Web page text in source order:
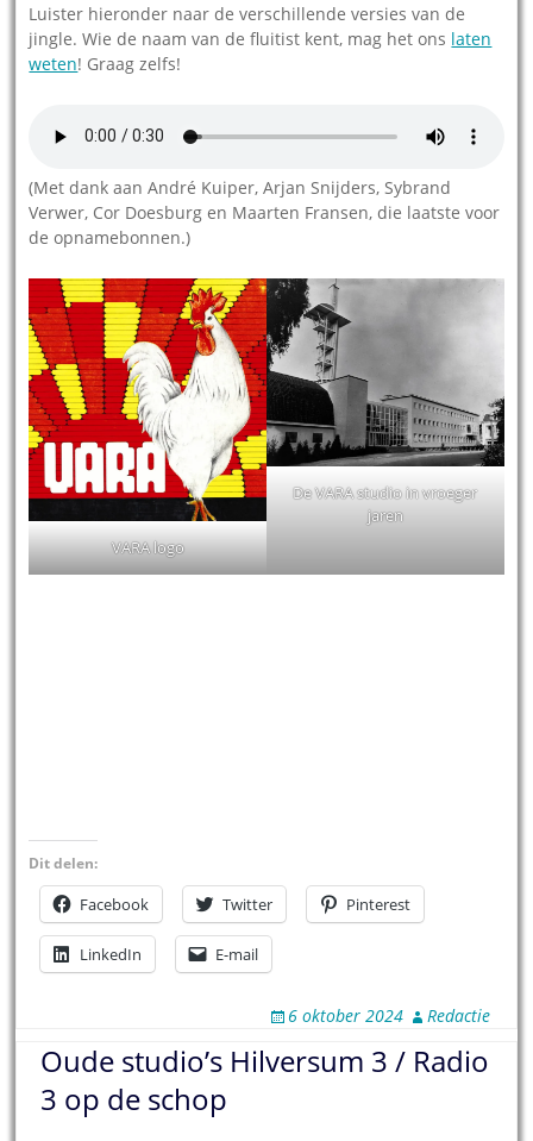
Luister hieronder naar de verschillende versies van de
jingle. Wie de naam van de fluitist kent, mag het ons laten
weten! Graag zelfs!
(Met dank aan André Kuiper, Arjan Snijders, Sybrand
Verwer, Cor Doesburg en Maarten Fransen, die laatste voor
de opnamebonnen.)
VARA logo
De VARA studio in vroeger
jaren
Dit delen:
Facebook Twitter Pinterest
LinkedIn E-mail
6 oktober 2024 Redactie
Oude studio’s Hilversum 3 / Radio
3 op de schop